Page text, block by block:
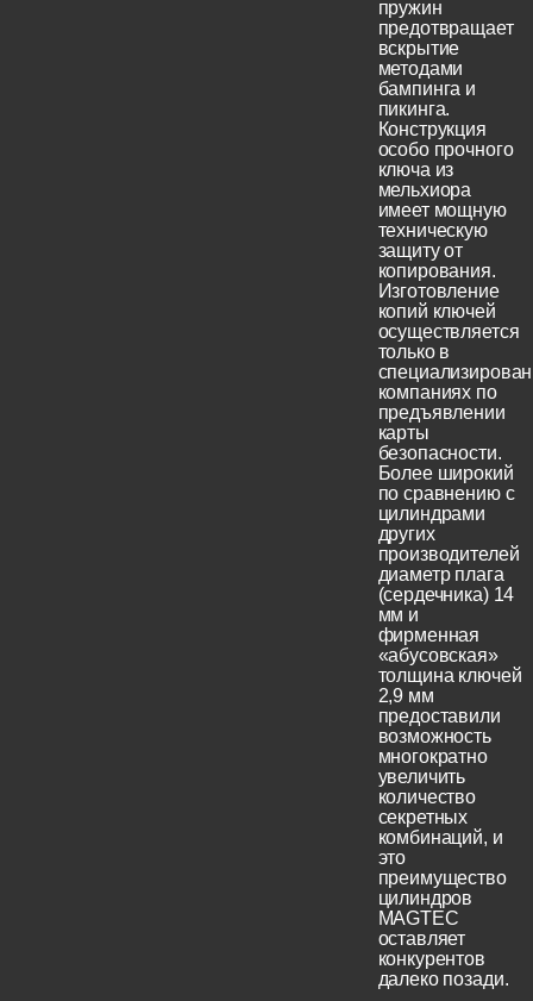
пружин
предотвращает
вскрытие
методами
бампинга и
пикинга.
Конструкция
особо прочного
ключа из
мельхиора
имеет мощную
техническую
защиту от
копирования.
Изготовление
копий ключей
осуществляется
только в
компаниях по
предъявлении
карты
безопасности.
Более широкий
по сравнению с
цилиндрами
других
производителей
диаметр плага
(сердечника) 14
мм и
фирменная
«абусовская»
толщина ключей
2,9 мм
предоставили
возможность
многократно
увеличить
количество
секретных
комбинаций, и
это
преимущество
цилиндров
MAGTEC
оставляет
конкурентов
далеко позади.